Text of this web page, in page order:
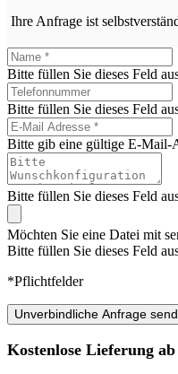
Ihre Anfrage ist
Bitte füllen Sie dieses Feld
Bitte füllen Sie dieses Feld
Bitte gib eine gültige E-Mail-
Bitte füllen Sie dieses Feld
Möchten Sie eine Datei mit
Bitte füllen Sie dieses Feld
*Pflichtfelder
Unverbindliche Anfrage
Kostenlose Lieferung ab